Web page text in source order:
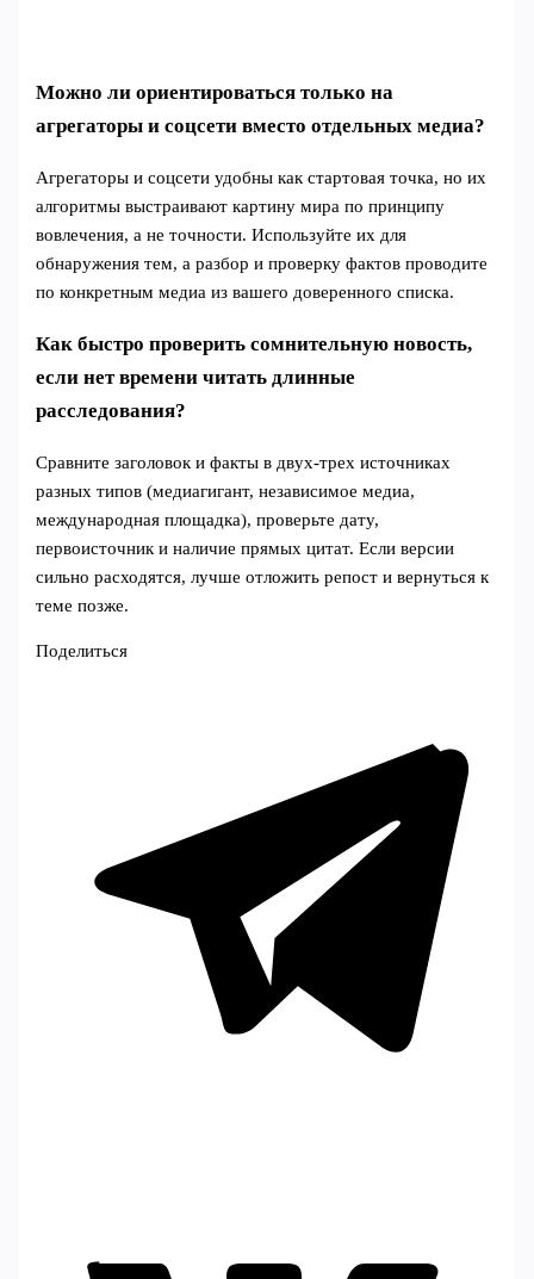
Можно ли ориентироваться только на
агрегаторы и соцсети вместо отдельных медиа?
Агрегаторы и соцсети удобны как стартовая точка, но их
алгоритмы выстраивают картину мира по принципу
вовлечения, а не точности. Используйте их для
обнаружения тем, а разбор и проверку фактов проводите
по конкретным медиа из вашего доверенного списка.
Как быстро проверить сомнительную новость,
если нет времени читать длинные
расследования?
Сравните заголовок и факты в двух-трех источниках
разных типов (медиагигант, независимое медиа,
международная площадка), проверьте дату,
первоисточник и наличие прямых цитат. Если версии
сильно расходятся, лучше отложить репост и вернуться к
теме позже.
Поделиться